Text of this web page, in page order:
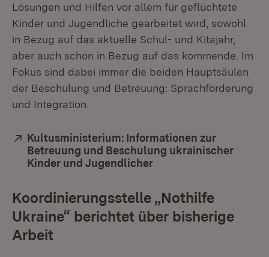
Lösungen und Hilfen vor allem für geflüchtete
Kinder und Jugendliche gearbeitet wird, sowohl
in Bezug auf das aktuelle Schul- und Kitajahr,
aber auch schon in Bezug auf das kommende. Im
Fokus sind dabei immer die beiden Hauptsäulen
der Beschulung und Betreuung: Sprachförderung
und Integration.
Extern:
Kultusministerium: Informationen zur
Betreuung und Beschulung ukrainischer
Kinder und Jugendlicher
Koordinierungsstelle „Nothilfe
Ukraine“ berichtet über bisherige
Arbeit